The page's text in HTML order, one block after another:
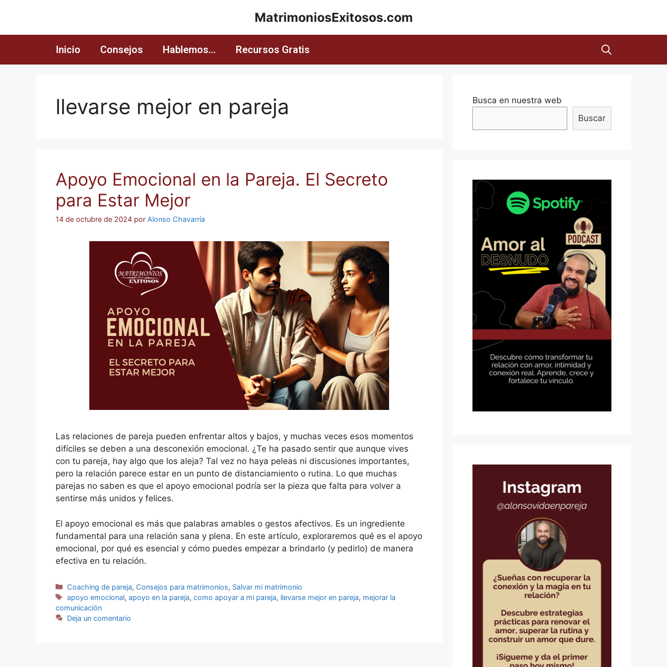
MatrimoniosExitosos.com
Inicio Consejos Hablemos… Recursos Gratis
llevarse mejor en pareja
Apoyo Emocional en la Pareja. El Secreto
para Estar Mejor
14 de octubre de 2024 por Alonso Chavarría
Las relaciones de pareja pueden enfrentar altos y bajos, y muchas veces esos momentos
difíciles se deben a una desconexión emocional. ¿Te ha pasado sentir que aunque vives
con tu pareja, hay algo que los aleja? Tal vez no haya peleas ni discusiones importantes,
pero la relación parece estar en un punto de distanciamiento o rutina. Lo que muchas
parejas no saben es que el apoyo emocional podría ser la pieza que falta para volver a
sentirse más unidos y felices.
El apoyo emocional es más que palabras amables o gestos afectivos. Es un ingrediente
fundamental para una relación sana y plena. En este artículo, exploraremos qué es el apoyo
emocional, por qué es esencial y cómo puedes empezar a brindarlo (y pedirlo) de manera
efectiva en tu relación.
Coaching de pareja, Consejos para matrimonios, Salvar mi matrimonio
apoyo emocional,apoyo en la pareja,como apoyar a mi pareja, llevarse mejor en pareja, mejorar la
comunicación
Deja un comentario
Busca en nuestra web
Buscar